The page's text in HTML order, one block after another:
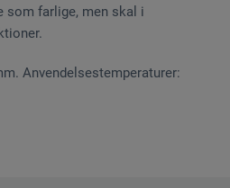
som farlige, men skal i
Anvendelsestemperaturer: